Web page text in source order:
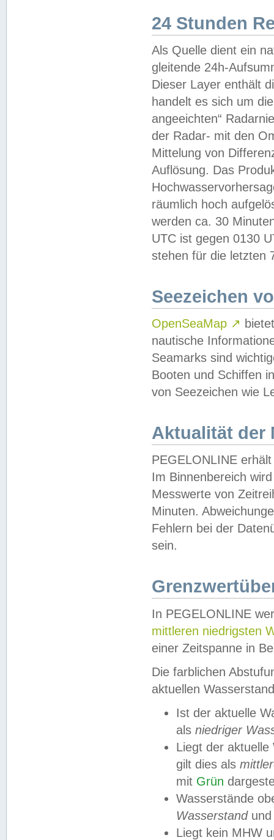
24 Stunden
Als Quelle dient ein
gleitende 24h-
Dieser Layer enthält
handelt es sich um
angeeichten“
der Radar- mit den
Mittelung von
Auflösung. Das
räumlich hoch
werden ca. 30
UTC ist gegen 0130
stehen für die letzten
Seezeichen
OpenSeaMap ↗
nautische
Seamarks sind
Booten und Schiffen
von Seezeichen wie
Aktualität der
PEGELONLINE
Im Binnenbereich
Messwerte von
Minuten.
Fehlern bei der
sein.
In PEGELONLINE
mittleren niedrigsten
einer Zeitspanne in
Die farblichen
aktuellen
Ist der aktuelle
als niedriger
Liegt der
gilt dies als
mit Grün
Wasserstände
Wasserstandund
Liegt kein MHW